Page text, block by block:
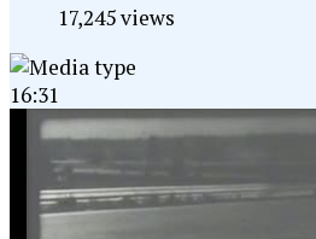
17,245 views
16:31